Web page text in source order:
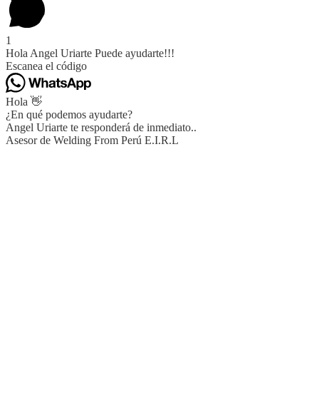
1
Hola Angel Uriarte Puede ayudarte!!!
Escanea el código
Hola 👋
¿En qué podemos ayudarte?
Angel Uriarte te responderá de inmediato..
Asesor de Welding From Perú E.I.R.L